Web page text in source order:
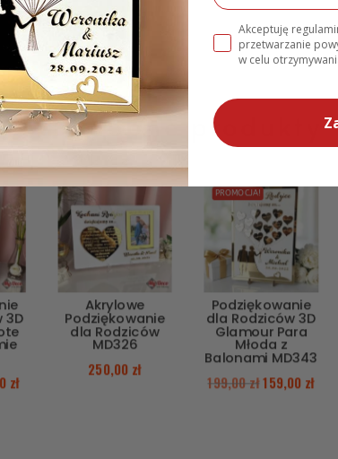
Podobne produkty
3D
zł
Akrylowe
Podziękowanie
dla Rodziców
MD326
250,00 zł
PROMOCJA!
Podziękowanie
dla Rodziców 3D
Glamour Para
Młoda z
Balonami MD343
199,00zł159,00 zł
Akceptuję
przetwarzanie
w celu